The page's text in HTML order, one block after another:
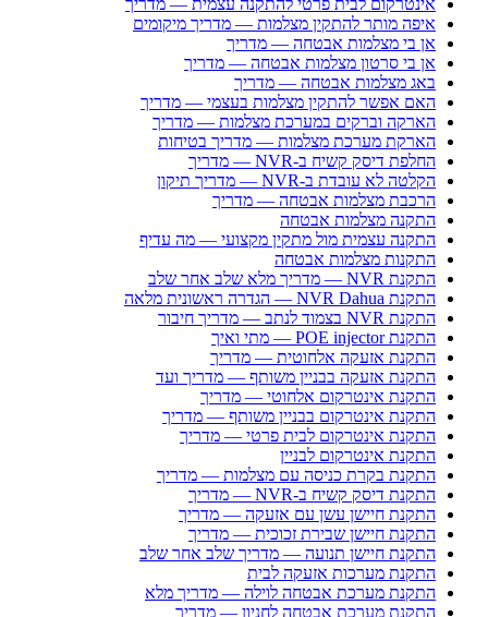
אינטרקום לבית פרטי להתקנה עצמית — מדריך
איפה מותר להתקין מצלמות — מדריך מיקומים
אן בי מצלמות אבטחה — מדריך
אן בי סרטון מצלמות אבטחה — מדריך
באג מצלמות אבטחה — מדריך
האם אפשר להתקין מצלמות בעצמי — מדריך
הארקה וברקים במערכת מצלמות — מדריך
הארקת מערכת מצלמות — מדריך בטיחות
החלפת דיסק קשיח ב-NVR — מדריך
הקלטה לא עובדת ב-NVR — מדריך תיקון
הרכבת מצלמות אבטחה — מדריך
התקנה מצלמות אבטחה
התקנה עצמית מול מתקין מקצועי — מה עדיף
התקנות מצלמות אבטחה
התקנת NVR — מדריך מלא שלב אחר שלב
התקנת NVR Dahua — הגדרה ראשונית מלאה
התקנת NVR בצמוד לנתב — מדריך חיבור
התקנת POE injector — מתי ואיך
התקנת אזעקה אלחוטית — מדריך
התקנת אזעקה בבניין משותף — מדריך ועד
התקנת אינטרקום אלחוטי — מדריך
התקנת אינטרקום בבניין משותף — מדריך
התקנת אינטרקום לבית פרטי — מדריך
התקנת אינטרקום לבניין
התקנת בקרת כניסה עם מצלמות — מדריך
התקנת דיסק קשיח ב-NVR — מדריך
התקנת חיישן עשן עם אזעקה — מדריך
התקנת חיישן שבירת זכוכית — מדריך
התקנת חיישן תנועה — מדריך שלב אחר שלב
התקנת מערכות אזעקה לבית
התקנת מערכת אבטחה לוילה — מדריך מלא
התקנת מערכת אבטחה לחניון — מדריך